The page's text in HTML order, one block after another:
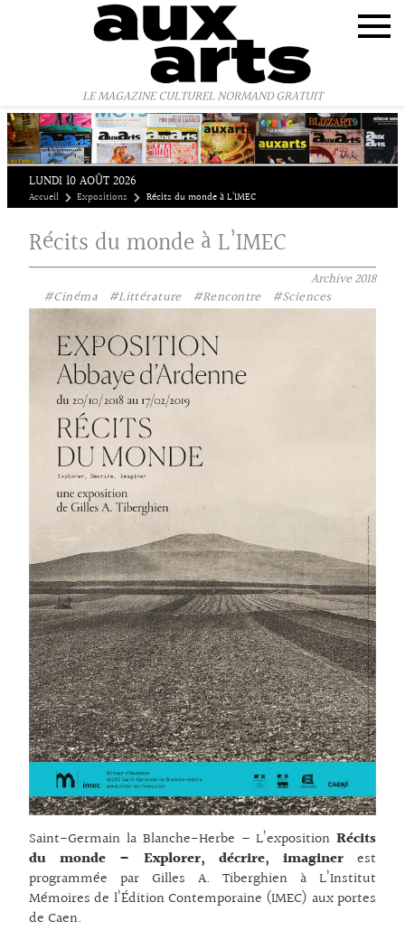
LE MAGAZINE CULTUREL NORMAND GRATUIT
LUNDI 10 AOÛT 2026
Accueil Expositions Récits du monde à L’IMEC
Récits du monde à L’IMEC
Archive2018
#Cinéma
#Littérature #Rencontre #Sciences
Saint-Germain la Blanche-Herbe – L’exposition Récits
du monde – Explorer, décrire, imaginerest
programmée par Gilles A. Tiberghien à L’Institut
Mémoires de l’Édition Contemporaine (IMEC) aux portes
de Caen.
Panneau de gestion des cookies